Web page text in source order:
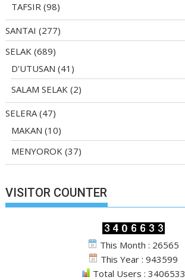
TAFSIR (98)
SANTAI (277)
SELAK (689)
D'UTUSAN (41)
SALAM SELAK (2)
SELERA(47)
MAKAN (10)
MENYOROK (37)
VISITOR COUNTER
This Month : 26565
This Year : 943599
Total Users : 3406533